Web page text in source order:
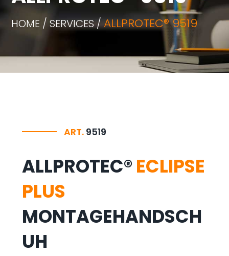
HOME / SERVICES /ALLPROTEC® 9519
ALLPROTEC® ECLIPSE
PLUS
MONTAGEHANDSCH
UH
ART.9519